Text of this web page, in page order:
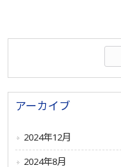
アーカイブ
2024年12月
2024年8月